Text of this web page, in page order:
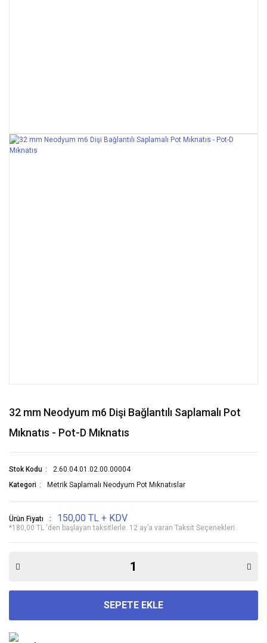
32 mm Neodyum m6 Dişi Bağlantılı Saplamalı Pot
Mıknatıs - Pot-D Mıknatıs
Stok Kodu
2.60.04.01.02.00.00004
Kategori
Metrik Saplamalı Neodyum Pot Mıknatıslar
Ürün Fiyatı 150,00 TL + KDV
*180,00 TL 'den başlayan taksitlerle. 12 ay’a varan Taksit Seçenekleri.
SEPETE EKLE